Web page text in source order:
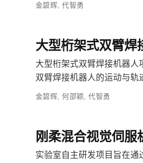
金碧辉 ,代智勇
大型桁架式双臂焊
大型桁架式双臂焊接机器人
双臂焊接机器人的运动与轨
金碧辉 ,何邵颖 ,代智勇
刚柔混合视觉伺服
实验室自主研发项目旨在